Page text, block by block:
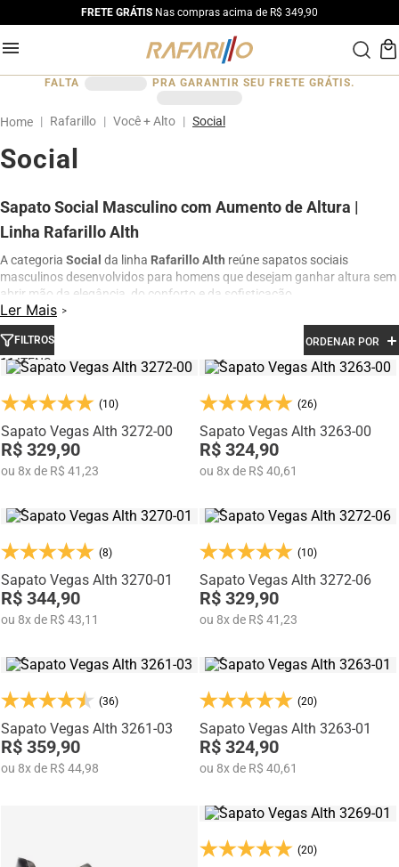
FRETE GRÁTIS Nas compras acima de R$ 349,90
FALTA PRA GARANTIR SEU FRETE GRÁTIS.
Rafarillo Você + Alto Social
Social
Sapato Social Masculino com Aumento de Altura |
Linha Rafarillo Alth
A categoria Social da linha Rafarillo Alth reúne sapatos sociais
masculinos desenvolvidos para homens que desejam ganhar altura sem
abrir mão da elegância, do conforto e da sofisticação.
Os modelos contam com
até 7 cm de aumento de altura
, mantendo a aparência tradicional de
um sapato social masculino. Produzidos em
acabamento premium , os calçados oferecem excelente ajuste aos pés,
corporativos, eventos sociais, reuniões e ocasiões especiais.
Fabricados pela Rafarillo Calçados , marca com mais de35 anos de
tradição em Franca
, os sapatos sociais da linha Alth unem tecnologia,
qualidade e design para homens que valorizam presença, confiança e
estilo.
Ler Mais
FILTROS ORDENAR POR
11
(10)
Sapato Vegas Alth 3272-00
R$ 329,90
ou 8xde R$ 41,23
(26)
Sapato Vegas Alth 3263-00
R$ 324,90
ou 8xde R$ 40,61
(8)
Sapato Vegas Alth 3270-01
R$ 344,90
ou 8xde R$ 43,11
(10)
Sapato Vegas Alth 3272-06
R$ 329,90
ou 8xde R$ 41,23
(36)
Sapato Vegas Alth 3261-03
R$ 359,90
ou 8xde R$ 44,98
(20)
Sapato Vegas Alth 3263-01
R$ 324,90
ou 8xde R$ 40,61
(20)